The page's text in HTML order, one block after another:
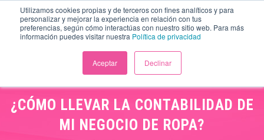
Utilizamos cookies propias y de terceros con fines analíticos y para
personalizar y mejorar la experiencia en relación con tus
preferencias, según cómo interactúas con nuestro sitio web. Para más
información puedes visitar nuestra Política de privacidad
Aceptar Declinar
¿CÓMO LLEVAR LA CONTABILIDAD DE
MI NEGOCIO DE ROPA?